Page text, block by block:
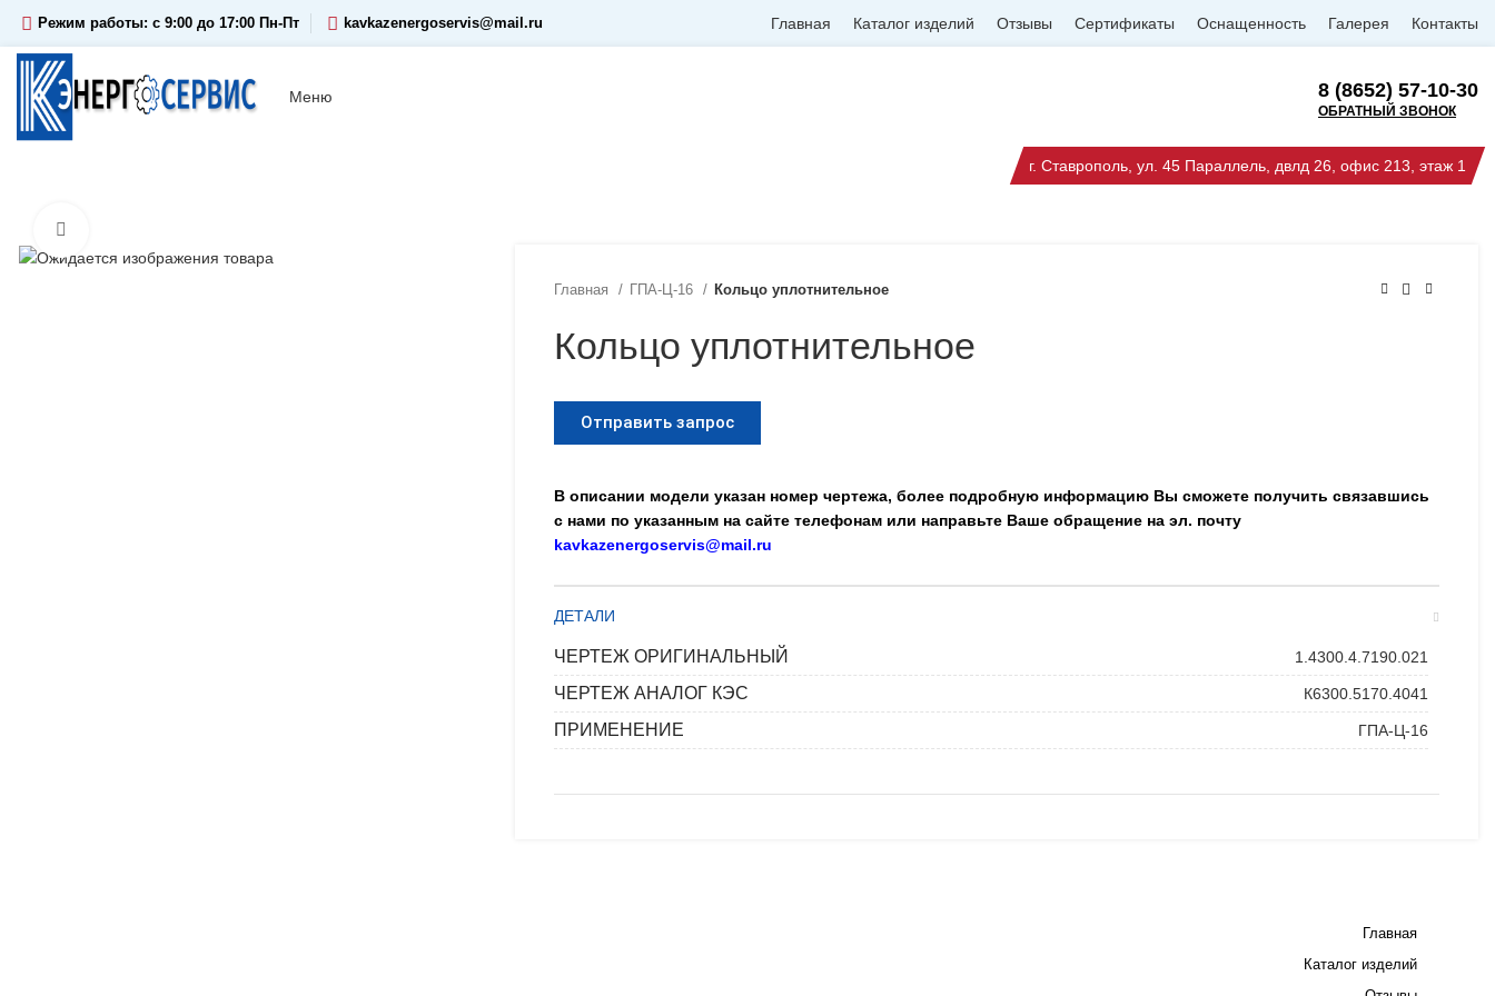
Режим работы: c 9:00 до 17:00 Пн-Пт kavkazenergoservis@mail.ru Главная Каталог изделий Отзывы Сертификаты Оснащенность Галерея Контакты
Меню 8 (8652) 57-10-30
ОБРАТНЫЙ ЗВОНОК
г. Ставрополь, ул. 45 Параллель, двлд 26, офис 213, этаж 1
Главная ГПА-Ц-16 Кольцо уплотнительное
Кольцо уплотнительное
Отправить запрос
В описании модели указан номер чертежа, более подробную информацию Вы сможете получить связавшись
с нами по указанным на сайте телефонам или направьте Ваше обращение на эл. почту
kavkazenergoservis@mail.ru
ДЕТАЛИ
ЧЕРТЕЖ ОРИГИНАЛЬНЫЙ 1.4300.4.7190.021
ЧЕРТЕЖ АНАЛОГ КЭС К6300.5170.4041
ПРИМЕНЕНИЕ ГПА-Ц-16
Главная
Каталог изделий